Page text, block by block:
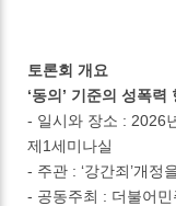
토론회 개요
‘동의’ 기준의 성폭
- 일시와 장소 : 2026
제1세미나실
- 주관 : ‘강간죄’개정
- 공동주최 : 더불어